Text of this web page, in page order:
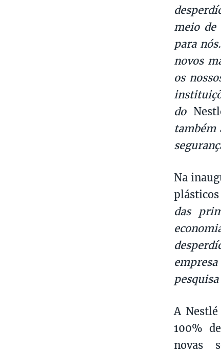
meio de
para
novos
os
do
também
Na
das
A
100%
novas